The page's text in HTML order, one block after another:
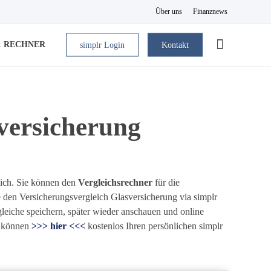
Über uns Finanznews
Kontakt
simplr Login
RECHNER
Sie können den Vergleichsrechner für die
Versicherungsvergleich Glasversicherung via simplr
speichern, später wieder anschauen und online
können >>> hier <<< kostenlos Ihren persönlichen simplr